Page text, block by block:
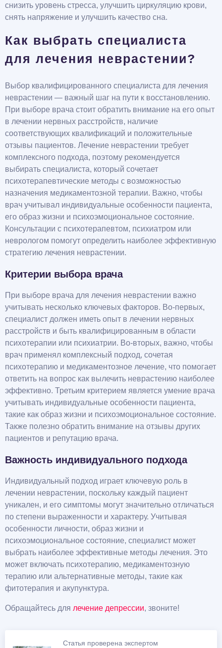
снизить уровень стресса, улучшить циркуляцию крови,
снять напряжение и улучшить качество сна.
Как выбрать специалиста
для лечения неврастении?
Выбор квалифицированного специалиста для лечения
неврастении — важный шаг на пути к восстановлению.
При выборе врача стоит обратить внимание на его опыт
в лечении нервных расстройств, наличие
соответствующих квалификаций и положительные
отзывы пациентов. Лечение неврастении требует
комплексного подхода, поэтому рекомендуется
выбирать специалиста, который сочетает
психотерапевтические методы с возможностью
назначения медикаментозной терапии. Важно, чтобы
врач учитывал индивидуальные особенности пациента,
его образ жизни и психоэмоциональное состояние.
Консультации с психотерапевтом, психиатром или
неврологом помогут определить наиболее эффективную
стратегию лечения неврастении.
Критерии выбора врача
При выборе врача для лечения неврастении важно
учитывать несколько ключевых факторов. Во-первых,
специалист должен иметь опыт в лечении нервных
расстройств и быть квалифицированным в области
психотерапии или психиатрии. Во-вторых, важно, чтобы
врач применял комплексный подход, сочетая
психотерапию и медикаментозное лечение, что помогает
ответить на вопрос как вылечить неврастению наиболее
эффективно. Третьим критерием является умение врача
учитывать индивидуальные особенности пациента,
такие как образ жизни и психоэмоциональное состояние.
Также полезно обратить внимание на отзывы других
пациентов и репутацию врача.
Важность индивидуального подхода
Индивидуальный подход играет ключевую роль в
лечении неврастении, поскольку каждый пациент
уникален, и его симптомы могут значительно отличаться
по степени выраженности и характеру. Учитывая
особенности личности, образ жизни и
психоэмоциональное состояние, специалист может
выбрать наиболее эффективные методы лечения. Это
может включать психотерапию, медикаментозную
терапию или альтернативные методы, такие как
фитотерапия и акупунктура.
Обращайтесь для лечение депрессии, звоните!
Статья проверена экспертом